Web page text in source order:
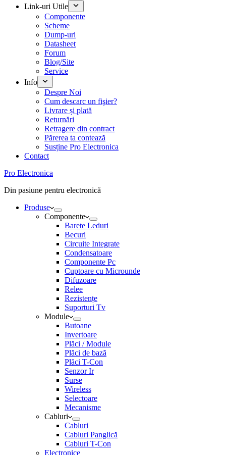
Link-uri Utile
Componente
Scheme
Dump-uri
Datasheet
Forum
Blog/Site
Service
Info
Despre Noi
Cum descarc un fişier?
Livrare și plată
Returnări
Retragere din contract
Părerea ta contează
Susține Pro Electronica
Contact
Pro Electronica
Din pasiune pentru electronică
Produse
Componente
Barete Leduri
Becuri
Circuite Integrate
Condensatoare
Componente Pc
Cuptoare cu Microunde
Difuzoare
Relee
Rezistențe
Suporturi Tv
Module
Butoane
Invertoare
Plăci / Module
Plăci de bază
Plăci T-Con
Senzor Ir
Surse
Wireless
Selectoare
Mecanisme
Cabluri
Cabluri
Cabluri Panglică
Cabluri T-Con
Electronice